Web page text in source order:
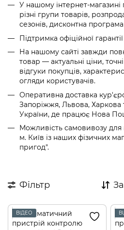
У нашому інтернет-
різні групи товарів,
сезонів, дисконтна програма
Підтримка офіційної
На нашому сайті завжди
товар — актуальні ціни,
відгуки покупців,
огляди користувачів.
Оперативна доставка
Запоріжжя, Львова, Харкова
України, де працює Нова
Можливість самовивозу
м. Київ із наших фізичних
пригод".
Фільтр
ВІДЕО